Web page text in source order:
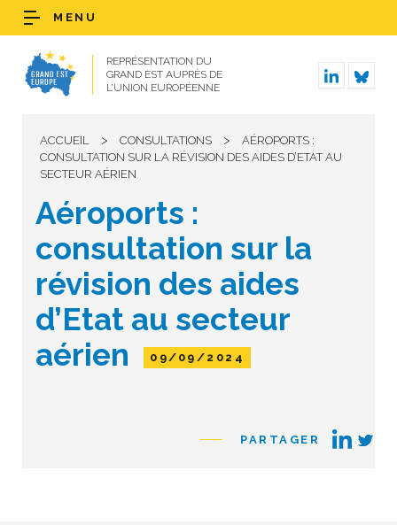
REPRÉSENTATION DU
GRAND EST AUPRÈS DE
L’UNION EUROPÉENNE
MENU
ACCUEIL > CONSULTATIONS >
AÉROPORTS :
CONSULTATION SUR LA RÉVISION DES AIDES D’ETAT AU
SECTEUR AÉRIEN
Aéroports :
consultation sur la
révision des aides
d’Etat au secteur
aérien
09/09/2024
PARTAGER